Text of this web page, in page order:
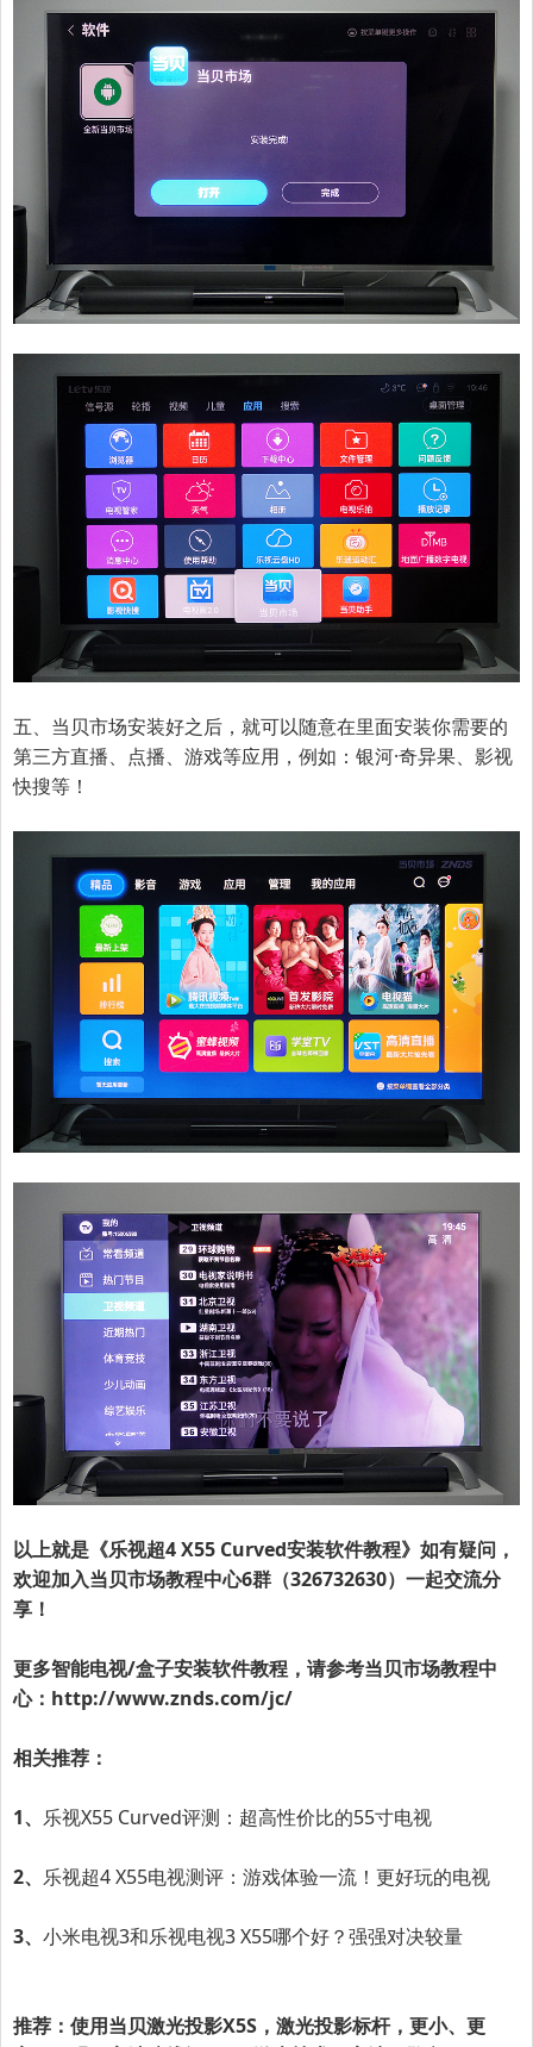
五、 当贝市场安装好之后，就可以随意在里面安装你需要的
第三方直播、点播、游戏等应用，例如：银河·奇异果、影视
快搜等！
以上就是《乐视超4 X55 Curved安装软件教程》如有疑问，
欢迎加入当贝市场教程中心6群（326732630）一起交流分
享！
更多智能电视/盒子安装软件教程，请参考当贝市场教程中
心： http://www.znds.com/jc/
相关推荐：
1、 乐视X55 Curved评测：超高性价比的55寸电视
2、 乐视超4 X55电视测评：游戏体验一流！更好玩的电视
3、 小米电视3和乐视电视3 X55哪个好？强强对决较量
推荐：使用当贝激光投影X5S，激光投影标杆，更小、更